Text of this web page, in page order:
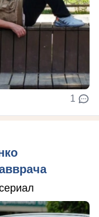
1